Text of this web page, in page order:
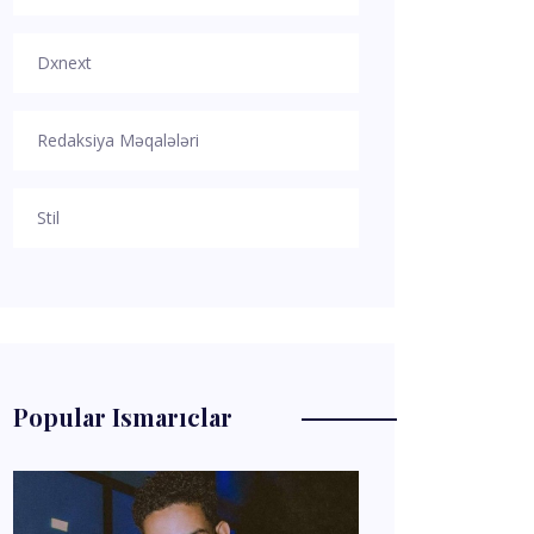
Dxnext
Redaksiya Məqalələri
Stil
Popular Ismarıclar